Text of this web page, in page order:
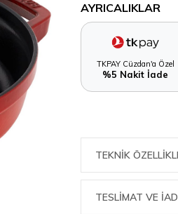
AYRICALIKLAR
TKPAY Cüzdan'a Özel
%5 Nakit İade
TEKNIK
TESLİMAT VE